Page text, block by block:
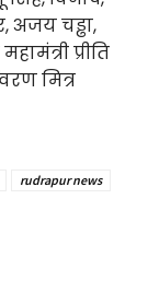
अजय चड्ढा,
प्रीति
मित्र
rudrapur news